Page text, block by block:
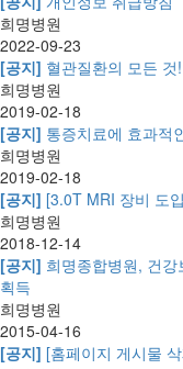
희명병원
2022-09-23
[공지] 혈관질환의 모든 것
희명병원
2019-02-18
[공지] 통증치료에 효과적
희명병원
2019-02-18
[공지] [3.0T MRI 장비 도
희명병원
2018-12-14
[공지] 희명종합병원, 건
획득
희명병원
2015-04-16
[공지] [홈페이지 게시물